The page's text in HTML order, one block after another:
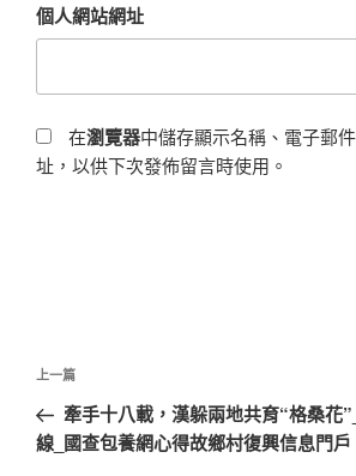
個人網站網址
在瀏覽器中儲存顯示名稱、電子郵
址，以供下次發佈留言時使用。
文
導
覽
上
一
篇
上一篇
牽手十八載，漢躲兩地共育“格桑花
線_國查包養網心得故鄉村復興信息門戶